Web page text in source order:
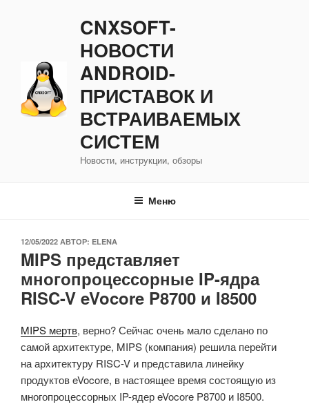
CNXSOFT-
НОВОСТИ
ANDROID-
ПРИСТАВОК И
ВСТРАИВАЕМЫХ
СИСТЕМ
Новости, инструкции, обзоры
Меню
ОПУБЛИКОВАНО
12/05/2022 АВТОР: ELENA
MIPS представляет
многопроцессорные IP-ядра
RISC-V eVocore P8700 и I8500
MIPS мертв, верно? Сейчас очень мало сделано по
самой архитектуре, MIPS (компания) решила перейти
на архитектуру RISC-V и представила линейку
продуктов eVocore, в настоящее время состоящую из
многопроцессорных IP-ядер eVocore P8700 и I8500.